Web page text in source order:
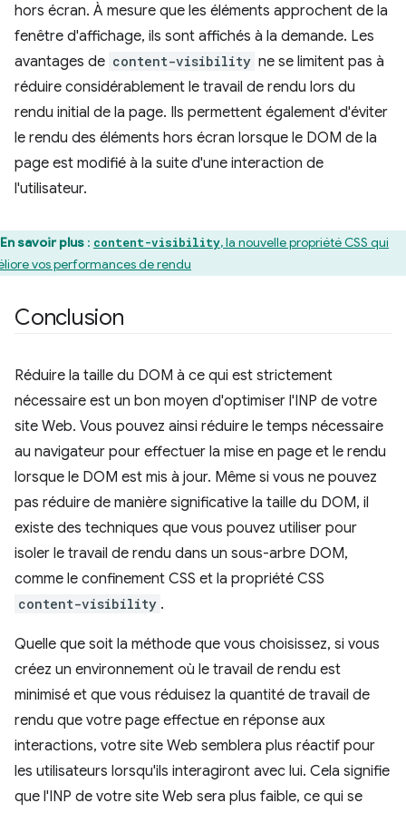
hors écran. À mesure que les éléments approchent de la
fenêtre d'affichage, ils sont affichés à la demande. Les
avantages de content-visibility ne se limitent pas à
réduire considérablement le travail de rendu lors du
rendu initial de la page. Ils permettent également d'éviter
le rendu des éléments hors écran lorsque le DOM de la
page est modifié à la suite d'une interaction de
l'utilisateur.
En savoir plus : content-visibility, la nouvelle propriété CSS qui
vos performances de rendu
Conclusion
Réduire la taille du DOM à ce qui est strictement
nécessaire est un bon moyen d'optimiser l'INP de votre
site Web. Vous pouvez ainsi réduire le temps nécessaire
au navigateur pour effectuer la mise en page et le rendu
lorsque le DOM est mis à jour. Même si vous ne pouvez
pas réduire de manière significative la taille du DOM, il
existe des techniques que vous pouvez utiliser pour
isoler le travail de rendu dans un sous-arbre DOM,
comme le confinement CSS et la propriété CSS
content-visibility .
Quelle que soit la méthode que vous choisissez, si vous
créez un environnement où le travail de rendu est
minimisé et que vous réduisez la quantité de travail de
rendu que votre page effectue en réponse aux
interactions, votre site Web semblera plus réactif pour
les utilisateurs lorsqu'ils interagiront avec lui. Cela signifie
que l'INP de votre site Web sera plus faible, ce qui se